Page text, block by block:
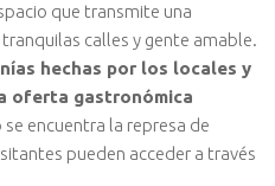
que transmite una
tranquilas calles y gente amable.
hechas por los locales y
oferta gastronómica
encuentra la represa de
pueden acceder a través